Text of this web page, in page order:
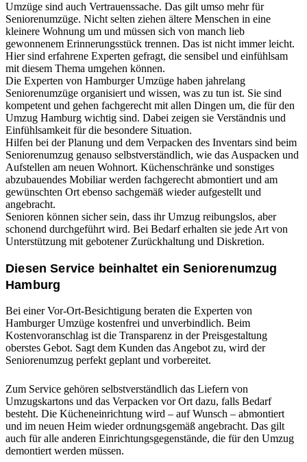
Umzüge sind auch Vertrauenssache. Das gilt umso mehr für
Seniorenumzüge. Nicht selten ziehen ältere Menschen in eine
kleinere Wohnung um und müssen sich von manch lieb
gewonnenem Erinnerungsstück trennen. Das ist nicht immer leicht.
Hier sind erfahrene Experten gefragt, die sensibel und einfühlsam
mit diesem Thema umgehen können.
Die Experten von Hamburger Umzüge haben jahrelang
Seniorenumzüge organisiert und wissen, was zu tun ist. Sie sind
kompetent und gehen fachgerecht mit allen Dingen um, die für den
Umzug Hamburg wichtig sind. Dabei zeigen sie Verständnis und
Einfühlsamkeit für die besondere Situation.
Hilfen bei der Planung und dem Verpacken des Inventars sind beim
Seniorenumzug genauso selbstverständlich, wie das Auspacken und
Aufstellen am neuen Wohnort. Küchenschränke und sonstiges
abzubauendes Mobiliar werden fachgerecht abmontiert und am
gewünschten Ort ebenso sachgemäß wieder aufgestellt und
angebracht.
Senioren können sicher sein, dass ihr Umzug reibungslos, aber
schonend durchgeführt wird. Bei Bedarf erhalten sie jede Art von
Unterstützung mit gebotener Zurückhaltung und Diskretion.
Diesen Service beinhaltet ein Seniorenumzug
Hamburg
Bei einer Vor-Ort-Besichtigung beraten die Experten von
Hamburger Umzüge kostenfrei und unverbindlich. Beim
Kostenvoranschlag ist die Transparenz in der Preisgestaltung
oberstes Gebot. Sagt dem Kunden das Angebot zu, wird der
Seniorenumzug perfekt geplant und vorbereitet.
Zum Service gehören selbstverständlich das Liefern von
Umzugskartons und das Verpacken vor Ort dazu, falls Bedarf
besteht. Die Kücheneinrichtung wird – auf Wunsch – abmontiert
und im neuen Heim wieder ordnungsgemäß angebracht. Das gilt
auch für alle anderen Einrichtungsgegenstände, die für den Umzug
demontiert werden müssen.